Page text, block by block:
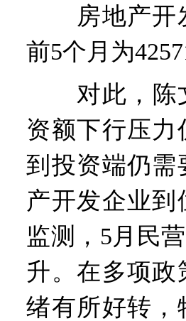
房地产开发
前5个月为
对此，陈文
资额下行压
到投资端仍需
产开发企业
监测，5月民
升。在多项
绪有所好转，